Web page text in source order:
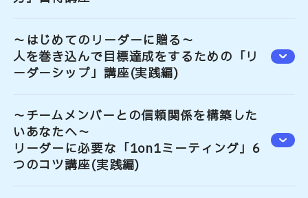
～はじめてのリーダーに贈る～
人を巻き込んで目標達成をするための「リ
ーダーシップ」講座(実践編)
～チームメンバーとの信頼関係を構築した
いあなたへ～
リーダーに必要な「1on1ミーティング」6
つのコツ講座(実践編)